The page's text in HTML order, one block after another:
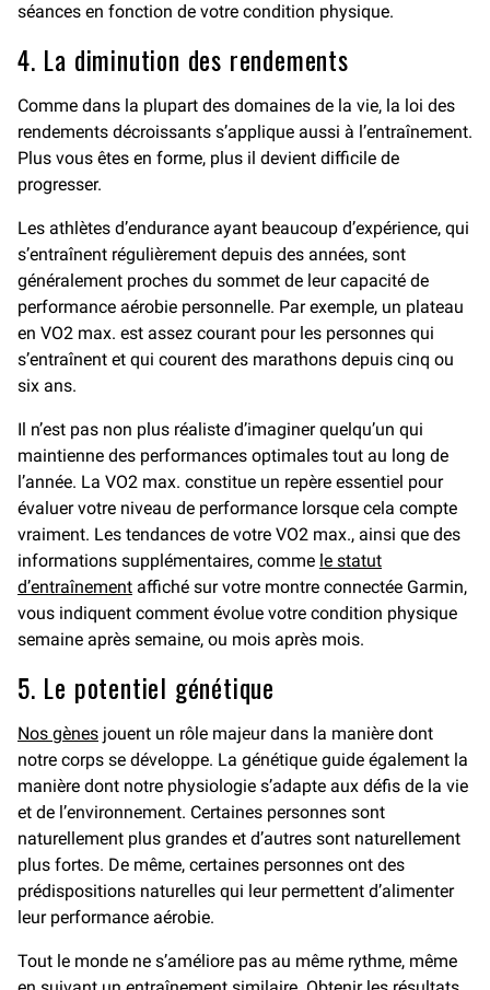
séances en fonction de votre condition physique.
4. La diminution des rendements
Comme dans la plupart des domaines de la vie, la loi des
rendements décroissants s’applique aussi à l’entraînement.
Plus vous êtes en forme, plus il devient difficile de
progresser.
Les athlètes d’endurance ayant beaucoup d’expérience, qui
s’entraînent régulièrement depuis des années, sont
généralement proches du sommet de leur capacité de
performance aérobie personnelle. Par exemple, un plateau
en VO2 max. est assez courant pour les personnes qui
s’entraînent et qui courent des marathons depuis cinq ou
six ans.
Il n’est pas non plus réaliste d’imaginer quelqu’un qui
maintienne des performances optimales tout au long de
l’année. La VO2 max. constitue un repère essentiel pour
évaluer votre niveau de performance lorsque cela compte
vraiment. Les tendances de votre VO2 max., ainsi que des
informations supplémentaires, comme le statut
d’entraînement affiché sur votre montre connectée Garmin,
vous indiquent comment évolue votre condition physique
semaine après semaine, ou mois après mois.
5. Le potentiel génétique
Nos gènes jouent un rôle majeur dans la manière dont
notre corps se développe. La génétique guide également la
manière dont notre physiologie s’adapte aux défis de la vie
et de l’environnement. Certaines personnes sont
naturellement plus grandes et d’autres sont naturellement
plus fortes. De même, certaines personnes ont des
prédispositions naturelles qui leur permettent d’alimenter
leur performance aérobie.
Tout le monde ne s’améliore pas au même rythme, même